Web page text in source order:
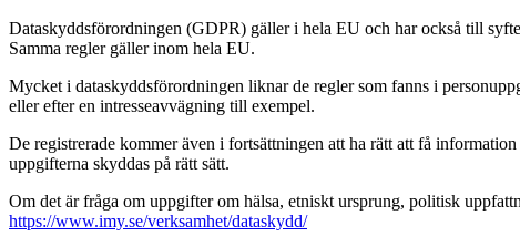
Dataskyddsförordningen (GDPR) gäller i hela EU och har också till
Samma regler gäller inom hela EU.
Mycket i dataskyddsförordningen liknar de regler som fanns i
eller efter en intresseavvägning till exempel.
De registrerade kommer även i fortsättningen att ha rätt att få
uppgifterna skyddas på rätt sätt.
Om det är fråga om uppgifter om hälsa, etniskt ursprung, politisk
https://www.imy.se/verksamhet/dataskydd/